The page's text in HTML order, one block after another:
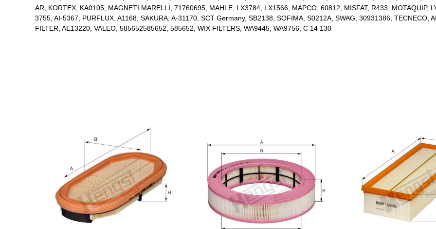
AR, KORTEX, KA0105, MAGNETI MARELLI, 71760695, MAHLE, LX3784, LX1566, MAPCO, 60812, MISFAT, R433, MOTAQUIP,
3755, AI-5367, PURFLUX, A1168, SAKURA, A-31170, SCT Germany, SB2138, SOFIMA, S0212A, SWAG, 30931386, TECNECO,
FILTER, AE13220, VALEO, 585652585652, 585652, WIX FILTERS, WA9445, WA9756, C 14 130